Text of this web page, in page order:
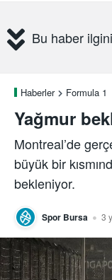
Bu haber
Haberler Formula 1
Yağmur
Montreal’de
büyük bir
bekleniyor.
Spor Bursa 3